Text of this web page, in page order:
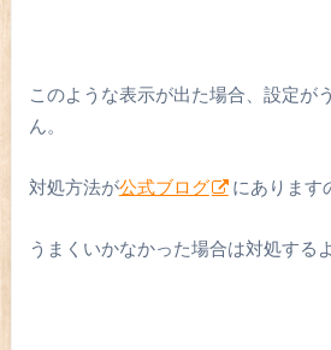
このような表示が出た場合、設定が
ん。
対処方法が公式ブログ にあります
うまくいかなかった場合は対処する